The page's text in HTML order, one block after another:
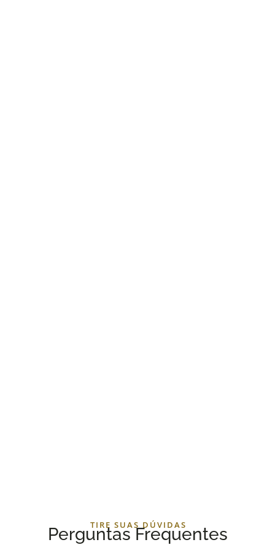
TIRE SUAS DÚVIDAS
Perguntas Frequentes